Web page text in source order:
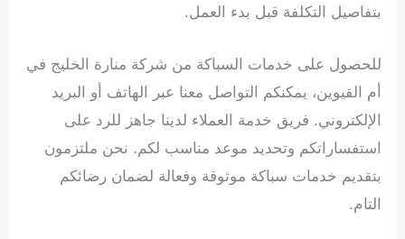
بتفاصيل التكلفة قبل بدء العمل.
للحصول على خدمات السباكة من شركة منارة الخليج في
أم القيوين، يمكنكم التواصل معنا عبر الهاتف أو البريد
الإلكتروني. فريق خدمة العملاء لدينا جاهز للرد على
استفساراتكم وتحديد موعد مناسب لكم. نحن ملتزمون
بتقديم خدمات سباكة موثوقة وفعالة لضمان رضائكم
التام.